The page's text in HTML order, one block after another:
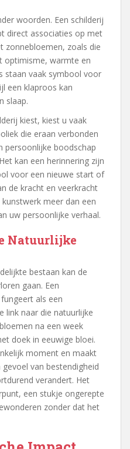
woorden. Een schilderij
direct associaties op met
zonnebloemen, zoals die
optimisme, warmte en
staan vaak symbool voor
een klaproos kan
slaap.
kiest, kiest u vaak
die eraan verbonden
persoonlijke boodschap
kan een herinnering zijn
voor een nieuwe start of
de kracht en veerkracht
meer dan een
uw persoonlijke verhaal.
Natuurlijke
bestaan kan de
gaan. Een
als een
link naar die natuurlijke
na een week
doek in eeuwige bloei.
moment en maakt
van bestendigheid
verandert. Het
een stukje ongerepte
zonder dat het